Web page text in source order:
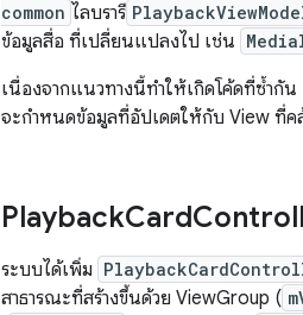
common ไลบรารี
ข้อมูลสื่อ ที่เปลี่ยนแปลงไป เช่น
เนื่องจากแนวทางนี้ทำให้เกิดโค้ดที่ซ้ำ
จะกำหนดข้อมูลที่อัปเดตให้กับ View ที่ค
PlaybackCard
ระบบได้เพิ่ม
สาธารณะที่สร้างขึ้นด้วย ViewGroup (